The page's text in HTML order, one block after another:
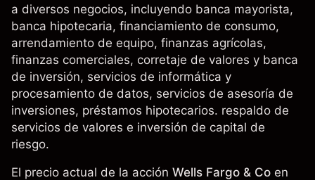
a diversos negocios, incluyendo banca mayorista,
banca hipotecaria, financiamiento de consumo,
arrendamiento de equipo, finanzas agrícolas,
finanzas comerciales, corretaje de valores y banca
de inversión, servicios de informática y
procesamiento de datos, servicios de asesoría de
inversiones, préstamos hipotecarios. respaldo de
servicios de valores e inversión de capital de
riesgo.
El precio actual de la acción Wells Fargo & Co en